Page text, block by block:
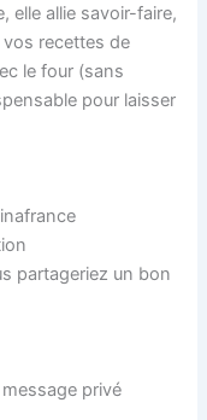
elle allie savoir-faire,
recettes de
le four (sans
pour laisser
partageriez un bon
privé